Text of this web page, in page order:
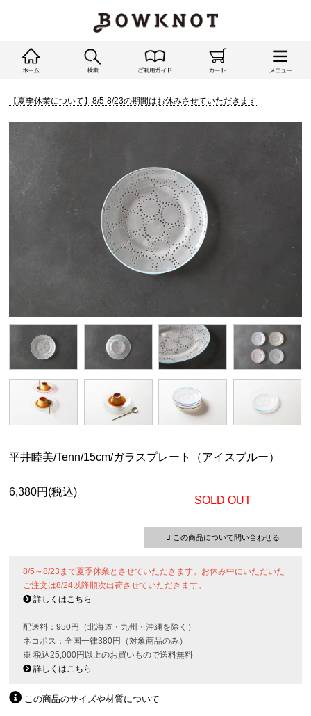
【夏季休業について】8/5-8/23の期間はお休みさせていただきます
平井睦美/Tenn/15cm/ガラスプレート（アイスブルー）
6,380円(税込)
SOLD OUT
この商品について問い合わせる
8/5～8/23まで夏季休業とさせていただきます。お休み中にいただいた
ご注文は8/24以降順次出荷させていただきます。
詳しくはこちら
配送料：950円（北海道・九州・沖縄を除く）
ネコポス：全国一律380円（対象商品のみ）
※ 税込25,000円以上のお買いもので送料無料
詳しくはこちら
この商品のサイズや材質について